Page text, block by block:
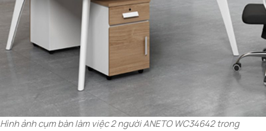
Hình ảnh cụm bàn làm việc 2 người ANETO WC34642 trong